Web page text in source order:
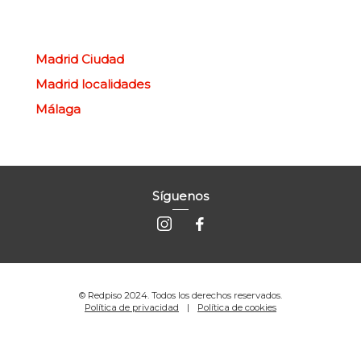
Madrid Ciudad
Madrid localidades
Málaga
Síguenos
© Redpiso 2024. Todos los derechos reservados.
Política de privacidad
Política de cookies